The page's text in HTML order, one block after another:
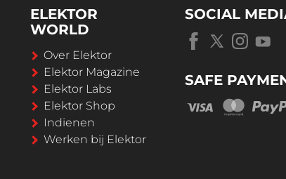
ELEKTOR
WORLD
Over Elektor
Elektor Magazine
Elektor Labs
Elektor Shop
Indienen
Werken bij Elektor
SOCIAL
SAFE